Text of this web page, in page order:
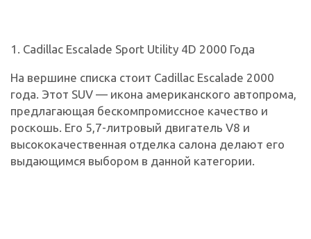
1. Cadillac Escalade Sport Utility 4D 2000 Года
На вершине списка стоит Cadillac Escalade 2000
года. Этот SUV — икона американского автопрома,
предлагающая бескомпромиссное качество и
роскошь. Его 5,7-литровый двигатель V8 и
высококачественная отделка салона делают его
выдающимся выбором в данной категории.